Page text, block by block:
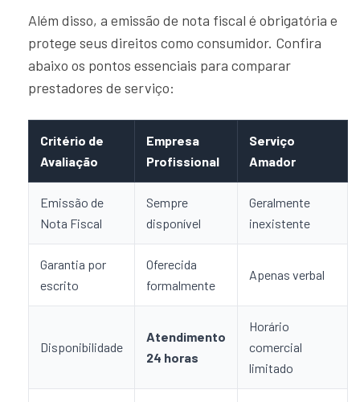
Além disso, a emissão de nota fiscal é obrigatória e
protege seus direitos como consumidor. Confira
abaixo os pontos essenciais para comparar
prestadores de serviço:
Critério de
Avaliação
Empresa
Profissional
Serviço
Amador
Emissão de
Nota Fiscal
Sempre
disponível
Geralmente
inexistente
Garantia por
escrito
Oferecida
formalmente
Apenas verbal
Disponibilidade
Atendimento
24 horas
Horário
comercial
limitado